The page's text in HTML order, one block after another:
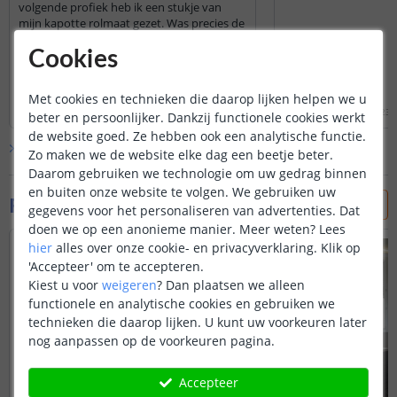
volgende profiek heb ik een stukje van
mijn kapotte rolmaat gezet. Was precies de
op zijn plaats met installeren.
Lees hele review
Ron van Cleef 2 juni 2026
Lees hele review
Ricardo 1 oktober 2023
Bekijk alle reviews
Foto's van klanten
Cookies
Met cookies en technieken die daarop lijken helpen we u
beter en persoonlijker. Dankzij functionele cookies werkt
de website goed. Ze hebben ook een analytische functie.
Zo maken we de website elke dag een beetje beter.
Daarom gebruiken we technologie om uw gedrag binnen
en buiten onze website te volgen. We gebruiken uw
gegevens voor het personaliseren van advertenties. Dat
doen we op een anonieme manier. Meer weten? Lees
hier alles over onze cookie- en privacyverklaring. Klik op
'Accepteer' om te accepteren.
Kiest u voor weigeren? Dan plaatsen we alleen
functionele en analytische cookies en gebruiken we
technieken die daarop lijken. U kunt uw voorkeuren later
nog aanpassen op de voorkeuren pagina.
Accepteer